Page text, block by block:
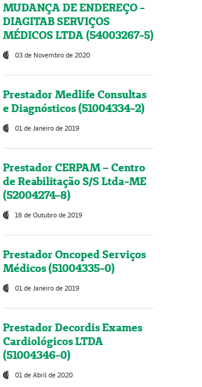
MUDANÇA DE ENDEREÇO -
DIAGITAB SERVIÇOS
MÉDICOS LTDA (54003267-5)
03 de Novembro de 2020
Prestador Medlife Consultas
e Diagnósticos (51004334-2)
01 de Janeiro de 2019
Prestador CERPAM – Centro
de Reabilitação S/S Ltda-ME
(52004274-8)
18 de Outubro de 2019
Prestador Oncoped Serviços
Médicos (51004335-0)
01 de Janeiro de 2019
Prestador Decordis Exames
Cardiológicos LTDA
(51004346-0)
01 de Abril de 2020